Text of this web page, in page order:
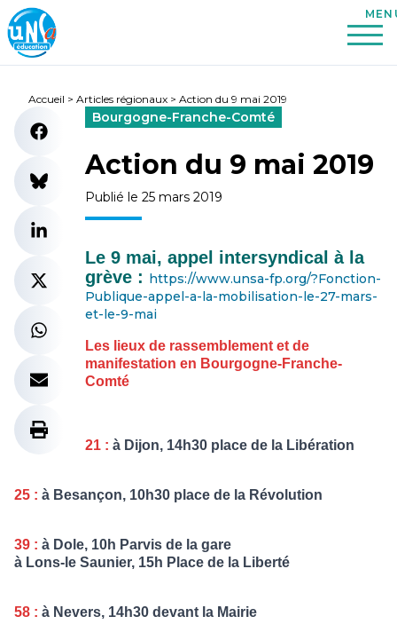
Accueil > Articles régionaux > Action du 9 mai 2019
Bourgogne-Franche-Comté
Action du 9 mai 2019
Publié le 25 mars 2019
Le 9 mai, appel intersyndical à la
grève : https://www.unsa-fp.org/?Fonction-
Publique-appel-a-la-mobilisation-le-27-mars-
et-le-9-mai
Les lieux de rassemblement et de
manifestation en Bourgogne-Franche-
Comté
21 : à Dijon, 14h30 place de la Libération
25 : à Besançon, 10h30 place de la Révolution
39 : à Dole, 10h Parvis de la gare
à Lons-le Saunier, 15h Place de la Liberté
58 : à Nevers, 14h30 devant la Mairie